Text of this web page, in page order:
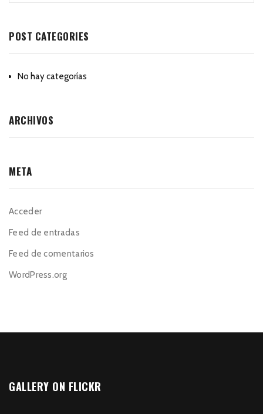
POST CATEGORIES
No hay categorías
ARCHIVOS
META
Acceder
Feed de entradas
Feed de comentarios
WordPress.org
GALLERY ON FLICKR